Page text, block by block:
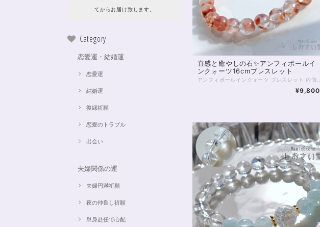
てからお届け致します。
Category
恋愛運・結婚運
恋愛運
結婚運
復縁祈願
恋愛のトラブル
出会い
夫婦関係の運
夫婦円満祈願
夜の仲良し祈願
単身赴任で心配
直感と癒やしの石✨アンフィボールイ
ンクォーツ16cmブレスレット
¥9,800